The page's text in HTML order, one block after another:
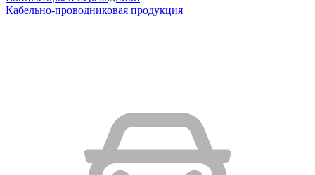
Кабельно-проводниковая продукция